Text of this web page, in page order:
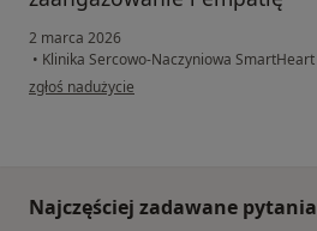
2 marca 2026
• Klinika Sercowo-Naczyniowa SmartHeart
w opinii użytkownika Magdalena
zgłoś nadużycie
Najczęściej zadawane pytania